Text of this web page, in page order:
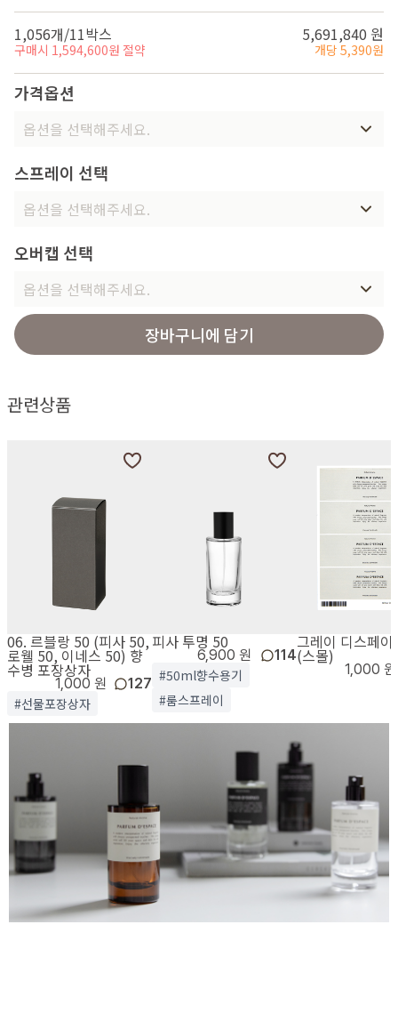
1,056개/11박스
구매시 1,594,600원 절약
5,691,840 원
개당 5,390원
가격옵션
옵션을 선택해주세요.
스프레이 선택
옵션을 선택해주세요.
오버캡 선택
옵션을 선택해주세요.
장바구니에 담기
관련상품
06. 르블랑 50 (피사 50,
로웰 50, 이네스 50) 향
수병 포장상자
1,000 원 127
#선물포장상자
피사 투명 50
6,900 원 114
#50ml향수용기
#룸스프레이
그레이 디스페
(스몰)
1,000 원